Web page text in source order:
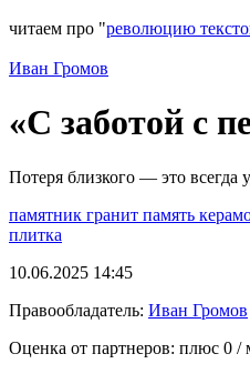
читаем про "революцию
Иван Громов
«С заботой с
Потеря близкого — это всегда
памятник гранит память
плитка
10.06.2025 14:45
Правообладатель: Иван Громов
Оценка от партнеров: плюс 0 /